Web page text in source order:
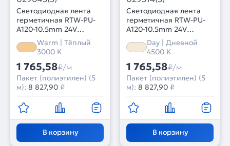
Светодиодная лента
герметичная RTW-PU-
A120-10.5mm 24V
Warm3000 (16.8 W/m,
IP68, Wire 2m, 5m)
(Arlight, -)
Warm | Тёплый
3000 K
1 765,58₽/м
Пакет (полиэтилен) (5
м): 8 827,90 ₽
В корзину
Светодиодная лента
герметичная RTW-PU-
A120-10.5mm 24V
Day4500 (16.8 W/m,
IP68, Wire 2m, 5m)
(Arlight, -)
Day | Дневной
4500 K
1 765,58₽/м
Пакет (полиэтилен) (5
м): 8 827,90 ₽
В корзину